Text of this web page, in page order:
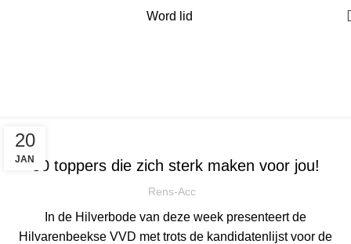
Word lid
20
JAN
NIEUWS
50 toppers die zich sterk maken voor jou!
Rens-Acc
In de Hilverbode van deze week presenteert de
Hilvarenbeekse VVD met trots de kandidatenlijst voor de